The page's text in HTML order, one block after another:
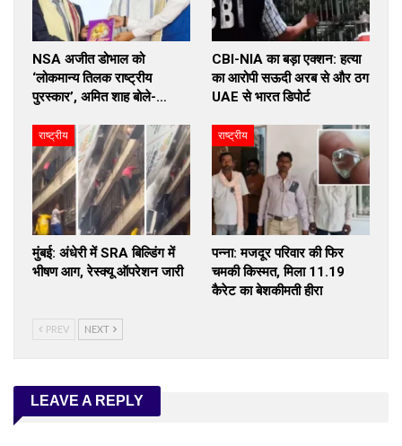
NSA अजीत डोभाल को
‘लोकमान्य तिलक राष्ट्रीय
पुरस्कार’, अमित शाह बोले-…
CBI-NIA का बड़ा एक्शन: हत्या
का आरोपी सऊदी अरब से और ठग
UAE से भारत डिपोर्ट
राष्ट्रीय
मुंबई: अंधेरी में SRA बिल्डिंग में
भीषण आग, रेस्क्यू ऑपरेशन जारी
राष्ट्रीय
पन्ना: मजदूर परिवार की फिर
चमकी किस्मत, मिला 11.19
कैरेट का बेशकीमती हीरा
PREV NEXT
LEAVE A REPLY